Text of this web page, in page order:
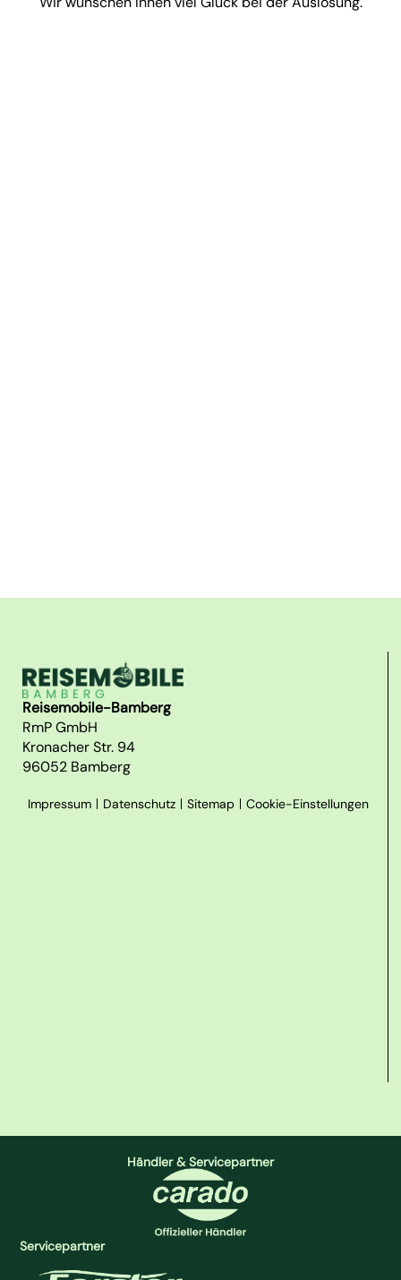
Reisemobile-Bamberg
RmP GmbH
Kronacher Str. 94
96052 Bamberg
Impressum Datenschutz Sitemap Cookie-Einstellungen
Händler & Servicepartner
Servicepartner